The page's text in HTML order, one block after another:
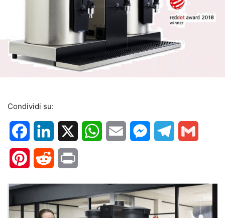
Condividi su:
FacebookLinkedIn WhatsApp
Email MessengerTelegram
PinterestReddit